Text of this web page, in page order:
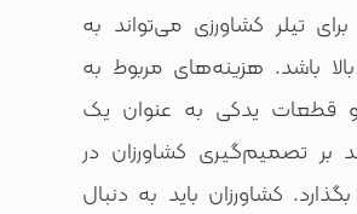
می‌تواند به
مربوط به
به عنوان یک
کشاورزان در
باید به دنبال